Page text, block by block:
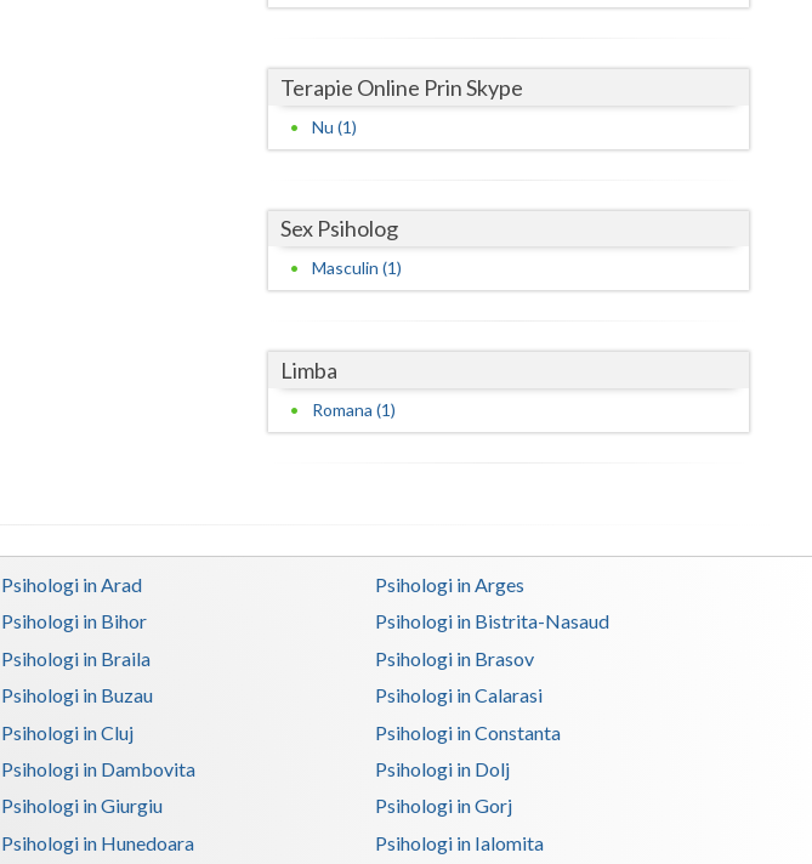
Timis
Tulcea
Valcea
Vrancea
Terapie Online Prin Skype
Nu (1)
Sex Psiholog
Masculin (1)
Limba
Romana (1)
Psihologi in Arad
Psihologi in Arges
Psihologi in Bihor
Psihologi in Bistrita-Nasaud
Psihologi in Braila
Psihologi in Brasov
Psihologi in Buzau
Psihologi in Calarasi
Psihologi in Cluj
Psihologi in Constanta
Psihologi in Dambovita
Psihologi in Dolj
Psihologi in Giurgiu
Psihologi in Gorj
Psihologi in Hunedoara Psihologi in Ialomita